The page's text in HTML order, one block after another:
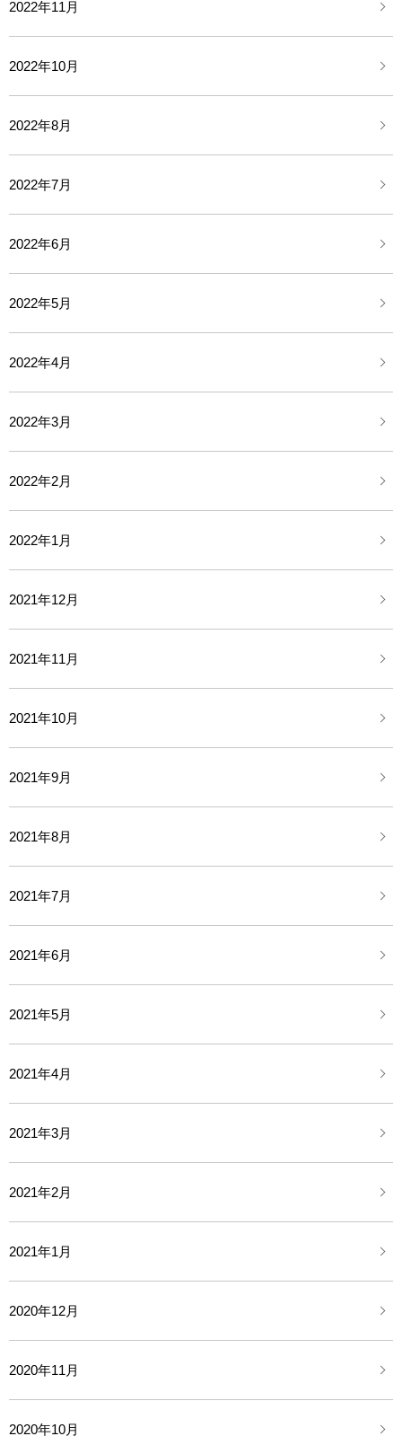
2022年11月
2022年10月
2022年8月
2022年7月
2022年6月
2022年5月
2022年4月
2022年3月
2022年2月
2022年1月
2021年12月
2021年11月
2021年10月
2021年9月
2021年8月
2021年7月
2021年6月
2021年5月
2021年4月
2021年3月
2021年2月
2021年1月
2020年12月
2020年11月
2020年10月